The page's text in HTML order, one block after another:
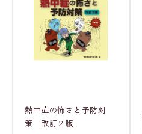
熱中症の怖さと予防対
策 改訂２版